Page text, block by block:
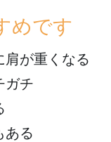
めです
肩が重くなる
ガチ
ある